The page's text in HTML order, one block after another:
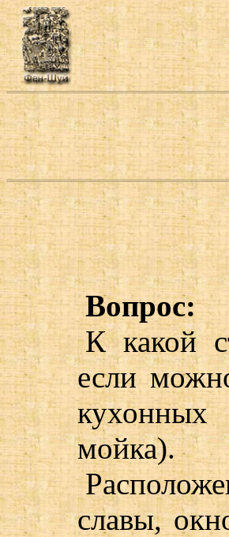
Вопрос:
К какой
если
кухонных
мойка).
славы,